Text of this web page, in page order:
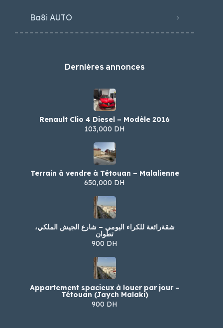
Ba8i AUTO
Dernières annonces
Renault Clio 4 Diesel – Modèle 2016
103,000 DH
Terrain à vendre à Tétouan – Malalienne
650,000 DH
شقةرائعة للكراء اليومي – شارع الجيش الملكي،
تطوان
900 DH
Appartement spacieux à louer par jour –
Tétouan (Jaych Malaki)
900 DH